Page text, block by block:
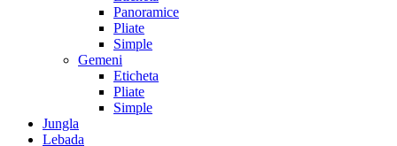
Panoramice
Pliate
Simple
Gemeni
Eticheta
Pliate
Simple
Jungla
Lebada